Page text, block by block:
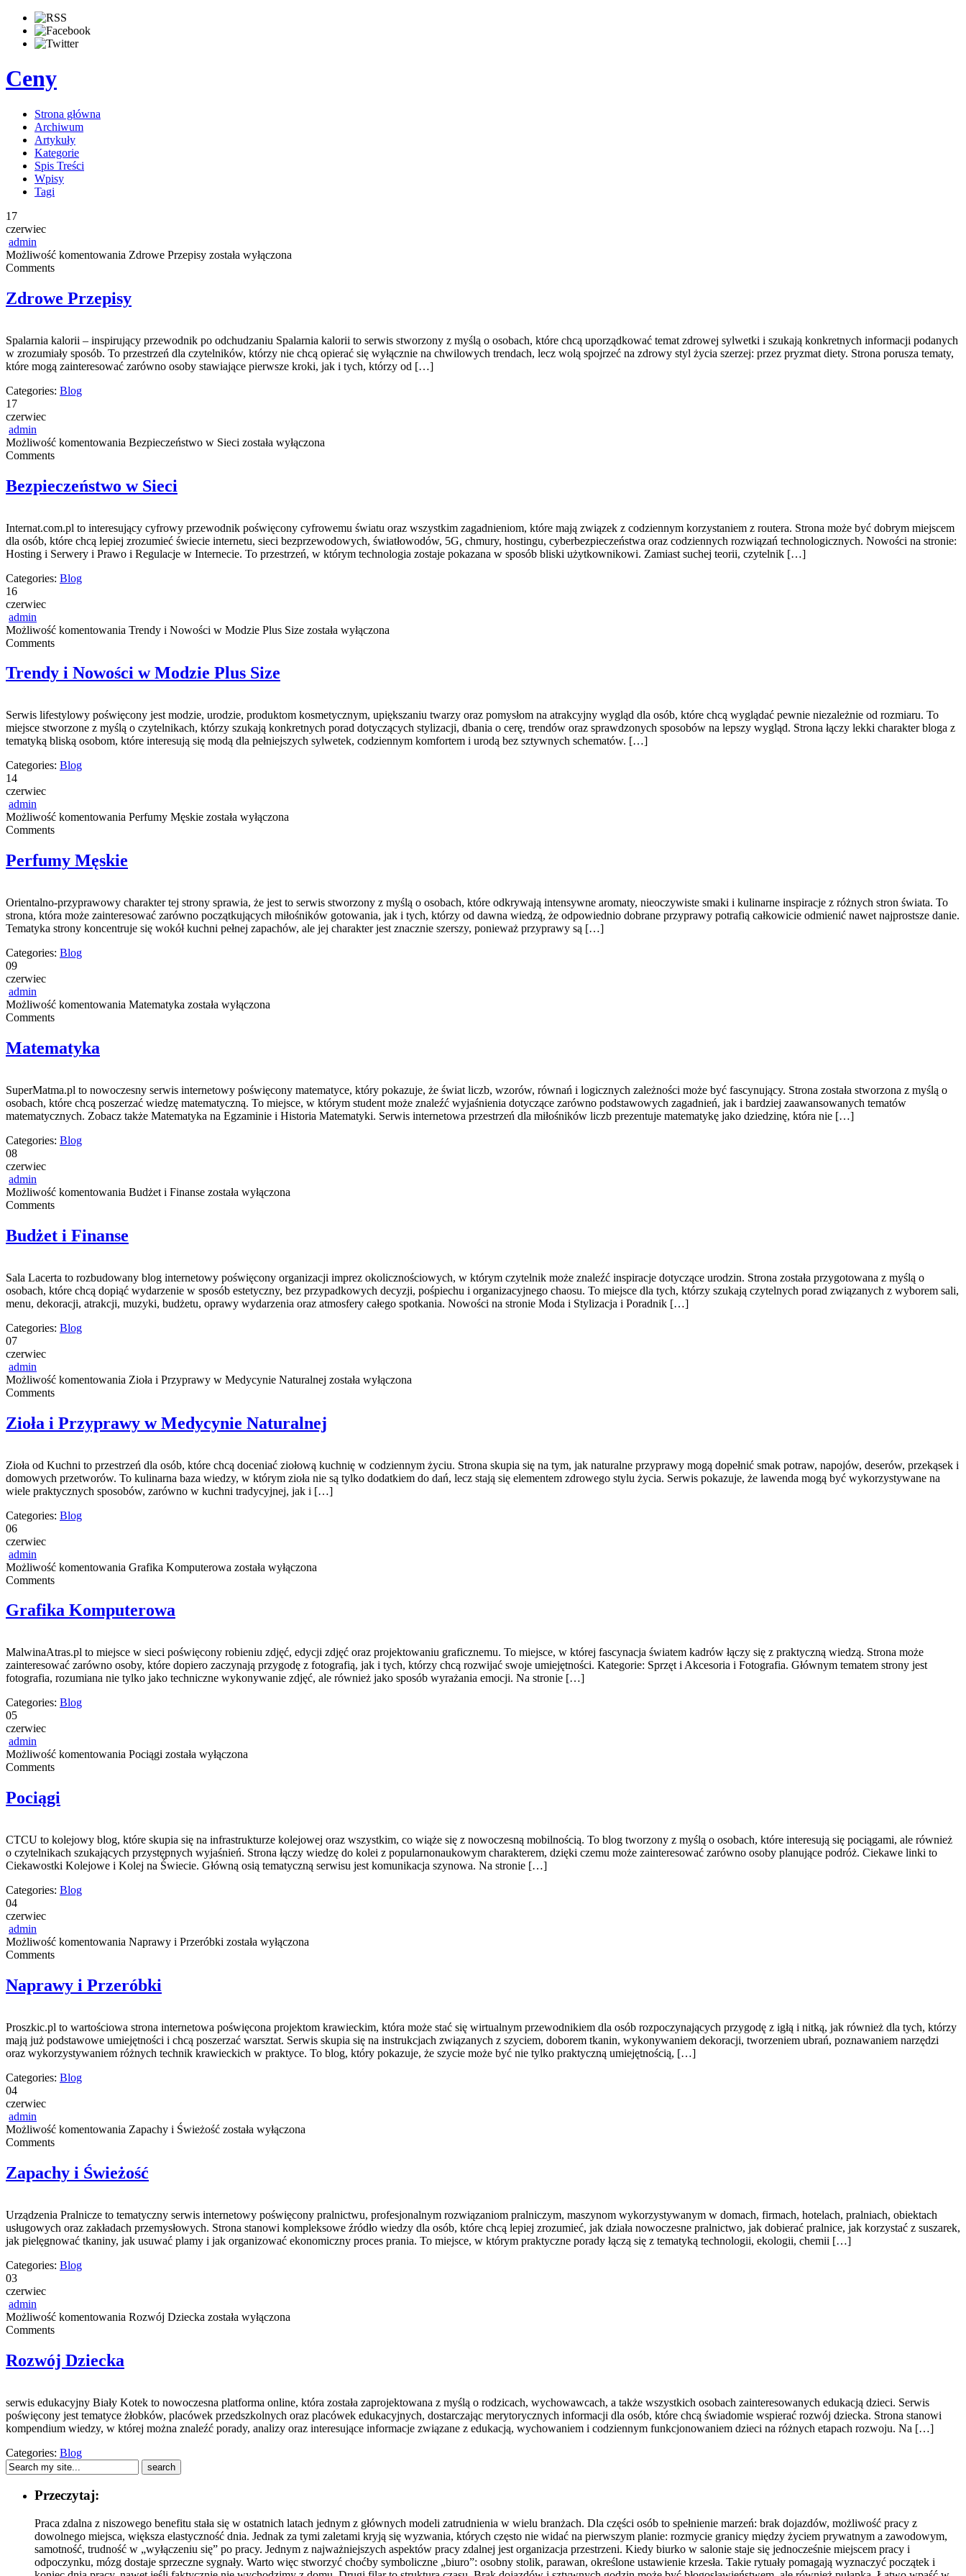
Ceny
Strona główna
Archiwum
Artykuły
Kategorie
Spis Treści
Wpisy
Tagi
17
czerwiec
admin
Możliwość komentowania Zdrowe Przepisy została wyłączona
Comments
Zdrowe Przepisy
Spalarnia kalorii – inspirujący przewodnik po odchudzaniu Spalarnia kalorii to serwis stworzony z myślą o osobach, które chcą uporządkować temat zdrowej sylwetki i szukają konkretnych informacji podanych
w zrozumiały sposób. To przestrzeń dla czytelników, którzy nie chcą opierać się wyłącznie na chwilowych trendach, lecz wolą spojrzeć na zdrowy styl życia szerzej: przez pryzmat diety. Strona porusza tematy,
które mogą zainteresować zarówno osoby stawiające pierwsze kroki, jak i tych, którzy od […]
Categories: Blog
17
czerwiec
admin
Możliwość komentowania Bezpieczeństwo w Sieci została wyłączona
Comments
Bezpieczeństwo w Sieci
Internat.com.pl to interesujący cyfrowy przewodnik poświęcony cyfrowemu światu oraz wszystkim zagadnieniom, które mają związek z codziennym korzystaniem z routera. Strona może być dobrym miejscem
dla osób, które chcą lepiej zrozumieć świecie internetu, sieci bezprzewodowych, światłowodów, 5G, chmury, hostingu, cyberbezpieczeństwa oraz codziennych rozwiązań technologicznych. Nowości na stronie:
Hosting i Serwery i Prawo i Regulacje w Internecie. To przestrzeń, w którym technologia zostaje pokazana w sposób bliski użytkownikowi. Zamiast suchej teorii, czytelnik […]
Categories: Blog
16
czerwiec
admin
Możliwość komentowania Trendy i Nowości w Modzie Plus Size została wyłączona
Comments
Trendy i Nowości w Modzie Plus Size
Serwis lifestylowy poświęcony jest modzie, urodzie, produktom kosmetycznym, upiększaniu twarzy oraz pomysłom na atrakcyjny wygląd dla osób, które chcą wyglądać pewnie niezależnie od rozmiaru. To
miejsce stworzone z myślą o czytelnikach, którzy szukają konkretnych porad dotyczących stylizacji, dbania o cerę, trendów oraz sprawdzonych sposobów na lepszy wygląd. Strona łączy lekki charakter bloga z
tematyką bliską osobom, które interesują się modą dla pełniejszych sylwetek, codziennym komfortem i urodą bez sztywnych schematów. […]
Categories: Blog
14
czerwiec
admin
Możliwość komentowania Perfumy Męskie została wyłączona
Comments
Perfumy Męskie
Orientalno-przyprawowy charakter tej strony sprawia, że jest to serwis stworzony z myślą o osobach, które odkrywają intensywne aromaty, nieoczywiste smaki i kulinarne inspiracje z różnych stron świata. To
strona, która może zainteresować zarówno początkujących miłośników gotowania, jak i tych, którzy od dawna wiedzą, że odpowiednio dobrane przyprawy potrafią całkowicie odmienić nawet najprostsze danie.
Tematyka strony koncentruje się wokół kuchni pełnej zapachów, ale jej charakter jest znacznie szerszy, ponieważ przyprawy są […]
Categories: Blog
09
czerwiec
admin
Możliwość komentowania Matematyka została wyłączona
Comments
Matematyka
SuperMatma.pl to nowoczesny serwis internetowy poświęcony matematyce, który pokazuje, że świat liczb, wzorów, równań i logicznych zależności może być fascynujący. Strona została stworzona z myślą o
osobach, które chcą poszerzać wiedzę matematyczną. To miejsce, w którym student może znaleźć wyjaśnienia dotyczące zarówno podstawowych zagadnień, jak i bardziej zaawansowanych tematów
matematycznych. Zobacz także Matematyka na Egzaminie i Historia Matematyki. Serwis internetowa przestrzeń dla miłośników liczb prezentuje matematykę jako dziedzinę, która nie […]
Categories: Blog
08
czerwiec
admin
Możliwość komentowania Budżet i Finanse została wyłączona
Comments
Budżet i Finanse
Sala Lacerta to rozbudowany blog internetowy poświęcony organizacji imprez okolicznościowych, w którym czytelnik może znaleźć inspiracje dotyczące urodzin. Strona została przygotowana z myślą o
osobach, które chcą dopiąć wydarzenie w sposób estetyczny, bez przypadkowych decyzji, pośpiechu i organizacyjnego chaosu. To miejsce dla tych, którzy szukają czytelnych porad związanych z wyborem sali,
menu, dekoracji, atrakcji, muzyki, budżetu, oprawy wydarzenia oraz atmosfery całego spotkania. Nowości na stronie Moda i Stylizacja i Poradnik […]
Categories: Blog
07
czerwiec
admin
Możliwość komentowania Zioła i Przyprawy w Medycynie Naturalnej została wyłączona
Comments
Zioła i Przyprawy w Medycynie Naturalnej
Zioła od Kuchni to przestrzeń dla osób, które chcą doceniać ziołową kuchnię w codziennym życiu. Strona skupia się na tym, jak naturalne przyprawy mogą dopełnić smak potraw, napojów, deserów, przekąsek i
domowych przetworów. To kulinarna baza wiedzy, w którym zioła nie są tylko dodatkiem do dań, lecz stają się elementem zdrowego stylu życia. Serwis pokazuje, że lawenda mogą być wykorzystywane na
wiele praktycznych sposobów, zarówno w kuchni tradycyjnej, jak i […]
Categories: Blog
06
czerwiec
admin
Możliwość komentowania Grafika Komputerowa została wyłączona
Comments
Grafika Komputerowa
MalwinaAtras.pl to miejsce w sieci poświęcony robieniu zdjęć, edycji zdjęć oraz projektowaniu graficznemu. To miejsce, w której fascynacja światem kadrów łączy się z praktyczną wiedzą. Strona może
zainteresować zarówno osoby, które dopiero zaczynają przygodę z fotografią, jak i tych, którzy chcą rozwijać swoje umiejętności. Kategorie: Sprzęt i Akcesoria i Fotografia. Głównym tematem strony jest
fotografia, rozumiana nie tylko jako techniczne wykonywanie zdjęć, ale również jako sposób wyrażania emocji. Na stronie […]
Categories: Blog
05
czerwiec
admin
Możliwość komentowania Pociągi została wyłączona
Comments
Pociągi
CTCU to kolejowy blog, które skupia się na infrastrukturze kolejowej oraz wszystkim, co wiąże się z nowoczesną mobilnością. To blog tworzony z myślą o osobach, które interesują się pociągami, ale również
o czytelnikach szukających przystępnych wyjaśnień. Strona łączy wiedzę do kolei z popularnonaukowym charakterem, dzięki czemu może zainteresować zarówno osoby planujące podróż. Ciekawe linki to
Ciekawostki Kolejowe i Kolej na Świecie. Główną osią tematyczną serwisu jest komunikacja szynowa. Na stronie […]
Categories: Blog
04
czerwiec
admin
Możliwość komentowania Naprawy i Przeróbki została wyłączona
Comments
Naprawy i Przeróbki
Proszkic.pl to wartościowa strona internetowa poświęcona projektom krawieckim, która może stać się wirtualnym przewodnikiem dla osób rozpoczynających przygodę z igłą i nitką, jak również dla tych, którzy
mają już podstawowe umiejętności i chcą poszerzać warsztat. Serwis skupia się na instrukcjach związanych z szyciem, doborem tkanin, wykonywaniem dekoracji, tworzeniem ubrań, poznawaniem narzędzi
oraz wykorzystywaniem różnych technik krawieckich w praktyce. To blog, który pokazuje, że szycie może być nie tylko praktyczną umiejętnością, […]
Categories: Blog
04
czerwiec
admin
Możliwość komentowania Zapachy i Świeżość została wyłączona
Comments
Zapachy i Świeżość
Urządzenia Pralnicze to tematyczny serwis internetowy poświęcony pralnictwu, profesjonalnym rozwiązaniom pralniczym, maszynom wykorzystywanym w domach, firmach, hotelach, pralniach, obiektach
usługowych oraz zakładach przemysłowych. Strona stanowi kompleksowe źródło wiedzy dla osób, które chcą lepiej zrozumieć, jak działa nowoczesne pralnictwo, jak dobierać pralnice, jak korzystać z suszarek,
jak pielęgnować tkaniny, jak usuwać plamy i jak organizować ekonomiczny proces prania. To miejsce, w którym praktyczne porady łączą się z tematyką technologii, ekologii, chemii […]
Categories: Blog
03
czerwiec
admin
Możliwość komentowania Rozwój Dziecka została wyłączona
Comments
Rozwój Dziecka
serwis edukacyjny Biały Kotek to nowoczesna platforma online, która została zaprojektowana z myślą o rodzicach, wychowawcach, a także wszystkich osobach zainteresowanych edukacją dzieci. Serwis
poświęcony jest tematyce żłobków, placówek przedszkolnych oraz placówek edukacyjnych, dostarczając merytorycznych informacji dla osób, które chcą świadomie wspierać rozwój dziecka. Strona stanowi
kompendium wiedzy, w której można znaleźć porady, analizy oraz interesujące informacje związane z edukacją, wychowaniem i codziennym funkcjonowaniem dzieci na różnych etapach rozwoju. Na […]
Categories: Blog
Przeczytaj:
Praca zdalna z niszowego benefitu stała się w ostatnich latach jednym z głównych modeli zatrudnienia w wielu branżach. Dla części osób to spełnienie marzeń: brak dojazdów, możliwość pracy z
dowolnego miejsca, większa elastyczność dnia. Jednak za tymi zaletami kryją się wyzwania, których często nie widać na pierwszym planie: rozmycie granicy między życiem prywatnym a zawodowym,
samotność, trudność w „wyłączeniu się” po pracy. Jednym z najważniejszych aspektów pracy zdalnej jest organizacja przestrzeni. Kiedy biurko w salonie staje się jednocześnie miejscem pracy i
odpoczynku, mózg dostaje sprzeczne sygnały. Warto więc stworzyć choćby symboliczne „biuro”: osobny stolik, parawan, określone ustawienie krzesła. Takie rytuały pomagają wyznaczyć początek i